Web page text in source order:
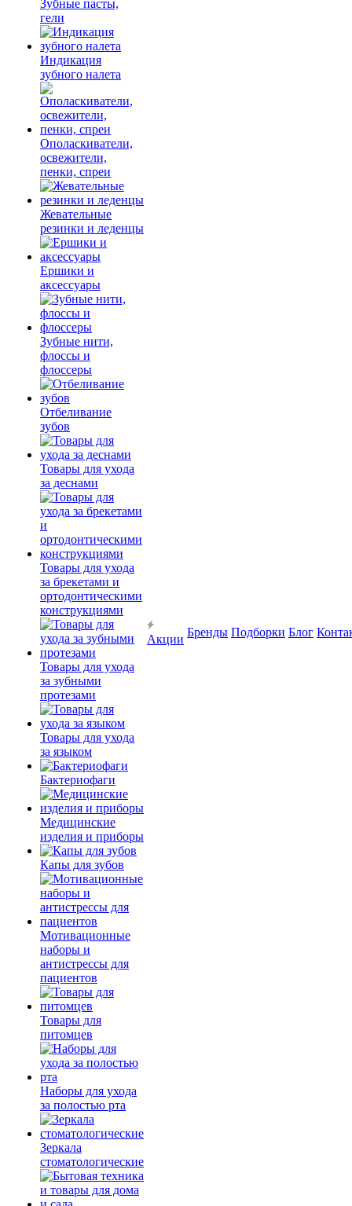
Зубные пасты,
гели
Индикация
зубного налета
Ополаскиватели,
освежители,
пенки, спреи
Жевательные
резинки и леденцы
Ершики и
аксессуары
Зубные нити,
флоссы и
флоссеры
Отбеливание
зубов
Товары для ухода
за деснами
Товары для ухода
за брекетами и
ортодонтическими
конструкциями
Товары для ухода
за зубными
протезами
Товары для ухода
за языком
Бактериофаги
Медицинские
изделия и приборы
Капы для зубов
Мотивационные
наборы и
антистрессы для
пациентов
Товары для
питомцев
Наборы для ухода
за полостью рта
Зеркала
стоматологические
Акции
Бренды Подборки Блог